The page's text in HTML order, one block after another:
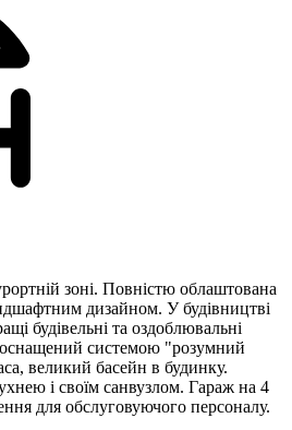
зоні. Повністю облаштована
дизайном. У будівництві
будівельні та оздоблювальні
оснащений системою "розумний
великий басейн в будинку.
і своїм санвузлом. Гараж на 4
для обслуговуючого персоналу.